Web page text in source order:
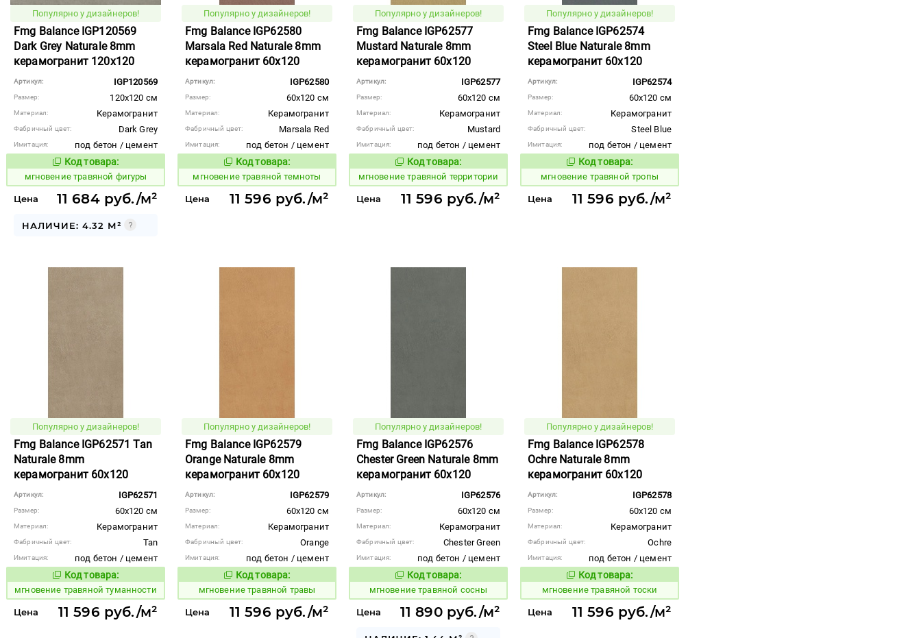
Популярно у дизайнеров!
Fmg Balance IGP120569
Dark Grey Naturale 8mm
керамогранит 120x120
Артикул: IGP120569
Размер: 120x120 см
Материал: Керамогранит
Фабричный цвет: Dark Grey
Имитация:
под бетон / цемент
Код товара:
950490Код товара:
мгновение травяной фигуры
Цена 11 684 руб./м²
НАЛИЧИЕ: 4.32 М²
Популярно у дизайнеров!
Fmg Balance IGP62580
Marsala Red Naturale 8mm
керамогранит 60x120
Артикул: IGP62580
Размер: 60x120 см
Материал: Керамогранит
Фабричный цвет: Marsala Red
Имитация:
под бетон / цемент
Код товара:
950477Код товара:
мгновение травяной темноты
Цена 11 596 руб./м²
Популярно у дизайнеров!
Fmg Balance IGP62577
Mustard Naturale 8mm
керамогранит 60x120
Артикул: IGP62577
Размер: 60x120 см
Материал: Керамогранит
Фабричный цвет: Mustard
Имитация:
под бетон / цемент
Код товара:
950479Код товара:
мгновение травяной территории
Цена 11 596 руб./м²
Популярно у дизайнеров!
Fmg Balance IGP62574
Steel Blue Naturale 8mm
керамогранит 60x120
Артикул: IGP62574
Размер: 60x120 см
Материал: Керамогранит
Фабричный цвет: Steel Blue
Имитация:
под бетон / цемент
Код товара:
950483Код товара:
мгновение травяной тропы
Цена 11 596 руб./м²
Популярно у дизайнеров!
Fmg Balance IGP62571 Tan
Naturale 8mm
керамогранит 60x120
Артикул: IGP62571
Размер: 60x120 см
Материал: Керамогранит
Фабричный цвет: Tan
Имитация:
под бетон / цемент
Код товара:
950484Код товара:
мгновение травяной туманности
Цена 11 596 руб./м²
Популярно у дизайнеров!
Fmg Balance IGP62579
Orange Naturale 8mm
керамогранит 60x120
Артикул: IGP62579
Размер: 60x120 см
Материал: Керамогранит
Фабричный цвет: Orange
Имитация:
под бетон / цемент
Код товара:
950482Код товара:
мгновение травяной травы
Цена 11 596 руб./м²
Популярно у дизайнеров!
Fmg Balance IGP62576
Chester Green Naturale 8mm
керамогранит 60x120
Артикул: IGP62576
Размер: 60x120 см
Материал: Керамогранит
Фабричный цвет: Chester Green
Имитация:
под бетон / цемент
Код товара:
950472 Код товара:
мгновение травяной сосны
Цена 11 890 руб./м²
Популярно у дизайнеров!
Fmg Balance IGP62578
Ochre Naturale 8mm
керамогранит 60x120
Артикул: IGP62578
Размер: 60x120 см
Материал: Керамогранит
Фабричный цвет: Ochre
Имитация:
под бетон / цемент
Код товара:
950481 Код товара:
мгновение травяной тоски
Цена 11 596 руб./м²